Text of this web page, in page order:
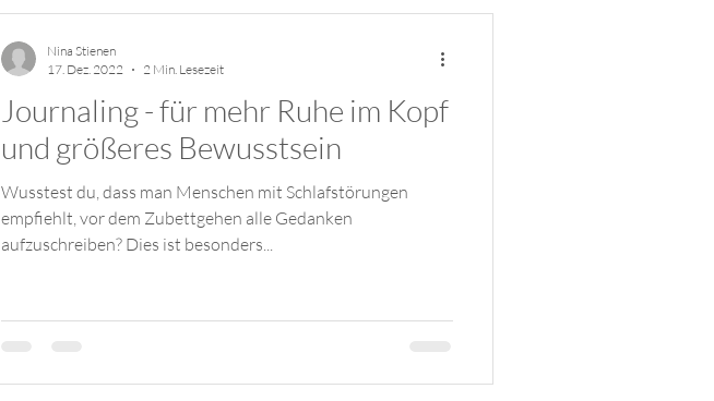
Journaling - für mehr Ruhe im Kopf
und größeres Bewusstsein
Wusstest du, dass man Menschen mit Schlafstörungen
empfiehlt, vor dem Zubettgehen alle Gedanken
aufzuschreiben? Dies ist besonders...
Nina Stienen
17. Dez. 2022
2 Min. Lesezeit